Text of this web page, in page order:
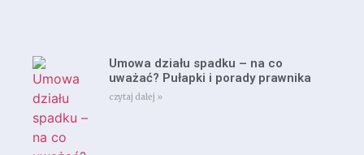
Umowa działu spadku – na co
uważać? Pułapki i porady prawnika
czytaj dalej »